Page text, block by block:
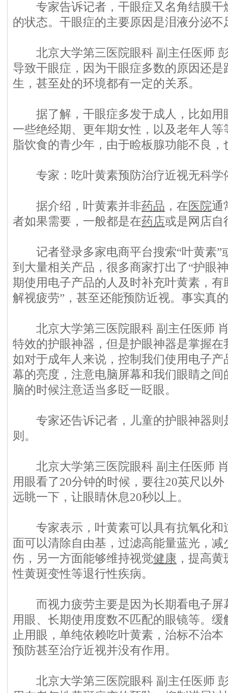
专家告诉记者，干眼症又名角结膜干
的状态。干眼症的主要原因是泪液分泌不
北京大学第三医院眼科 副主任医师
导致干眼症，因为干眼症多数的原因还
生，甚至处的环境都有一定的关系。
据了解，干眼症多发于成人，比如用
一些绝经期、更年期女性，以及老年人
脂饮食的青少年，由于睑板腺功能不良
专家 ： 吃叶黄素预防治疗近视无科学
据介绍，叶黄素并非药品 ，在 医院通
者如果需要，一般都是在药店或是网店自
记者登录多家电商平台搜索“叶黄素”
到大量相关产品，很多商家打出了“护眼
期使用电子产品的人及时补充叶黄素，
解视疲劳”，甚至还能预防近视。事实真
北京大学第三医院眼科 副主任医师
特效的护眼神器，但是护眼神器是掌握
如对于成年人来说，控制我们使用电子
幕的亮度，注意电脑屏幕和我们眼睛之
脑的时候注意适当多眨一眨眼。
专家还告诉记者，儿童的护眼神器则
则。
北京大学第三医院眼科 副主任医师
用眼看了20分钟的时候，要往20英尺以
远眺一下，让眼睛休息20秒以上。
专家表示，叶黄素可以具有抗氧化和
面可以清除自由基，过滤高能量蓝光，
伤，另一方面能够维持视觉健康 ，提高
性黄斑变性等退行性疾病。
而视力疲劳主要是因为长期看电子屏
用眼、长期使用度数不匹配的眼镜等。
止用眼，单纯依赖吃叶黄素，治标不治
预防甚至治疗近视并没有作用。
北京大学第三医院眼科 副主任医师